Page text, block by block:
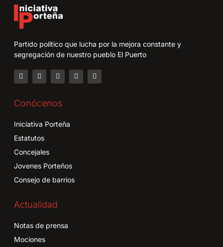
Partido político que lucha por la mejora constante y
segregación de nuestro pueblo El Puerto
Conócenos
Iniciativa Porteña
Estatutos
Concejales
Jovenes Porteños
Consejo de barrios
Actualidad
Notas de prensa
Mociones